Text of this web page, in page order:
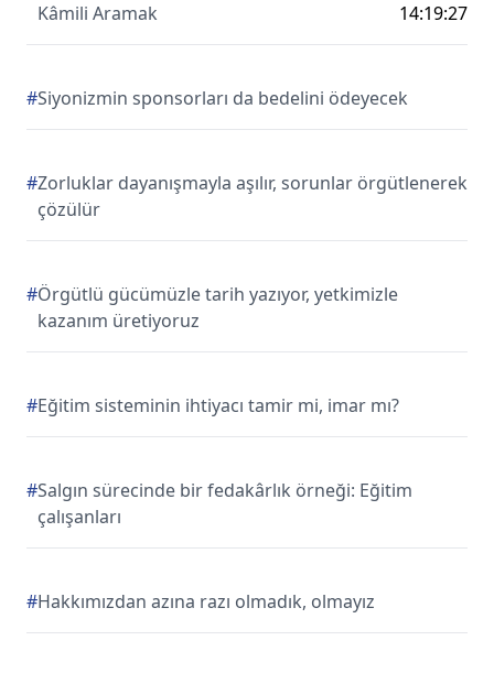
Kâmili Aramak
14:19:27
#Siyonizmin sponsorları da bedelini ödeyecek
#Zorluklar dayanışmayla aşılır, sorunlar örgütlenerek
çözülür
#Örgütlü gücümüzle tarih yazıyor, yetkimizle
kazanım üretiyoruz
#Eğitim sisteminin ihtiyacı tamir mi, imar mı?
#Salgın sürecinde bir fedakârlık örneği: Eğitim
çalışanları
#Hakkımızdan azına razı olmadık, olmayız